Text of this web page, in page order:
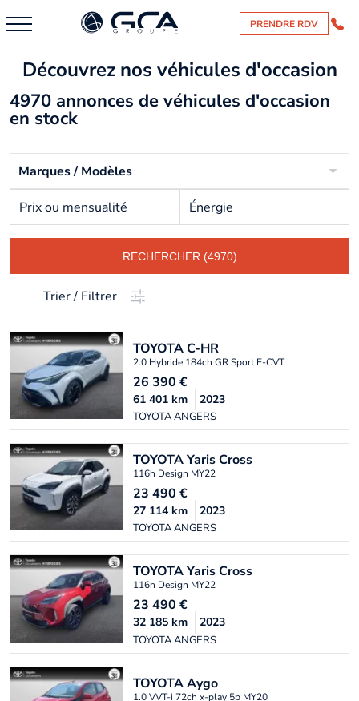
PRENDRE RDV
Découvrez nos véhicules d'occasion
4970 annonces de véhicules d'occasion
en stock
Marques / Modèles
Prix ou mensualité Énergie
RECHERCHER (4970)
Trier / Filtrer
TOYOTAC-HR
2.0 Hybride 184ch GR Sport E-CVT
26 390 €
TOYOTA ANGERS
61 401 km 2023
TOYOTAYaris Cross
116h Design MY22
23 490 €
TOYOTA ANGERS
27 114 km 2023
TOYOTAYaris Cross
116h Design MY22
23 490 €
TOYOTA ANGERS
32 185 km 2023
TOYOTAAygo
1.0 VVT-i 72ch x-play 5p MY20